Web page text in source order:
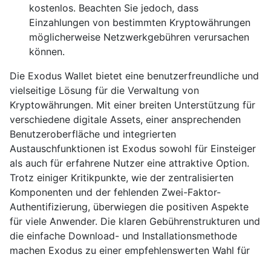
kostenlos. Beachten Sie jedoch, dass
Einzahlungen von bestimmten Kryptowährungen
möglicherweise Netzwerkgebühren verursachen
können.
Die Exodus Wallet bietet eine benutzerfreundliche und
vielseitige Lösung für die Verwaltung von
Kryptowährungen. Mit einer breiten Unterstützung für
verschiedene digitale Assets, einer ansprechenden
Benutzeroberfläche und integrierten
Austauschfunktionen ist Exodus sowohl für Einsteiger
als auch für erfahrene Nutzer eine attraktive Option.
Trotz einiger Kritikpunkte, wie der zentralisierten
Komponenten und der fehlenden Zwei-Faktor-
Authentifizierung, überwiegen die positiven Aspekte
für viele Anwender. Die klaren Gebührenstrukturen und
die einfache Download- und Installationsmethode
machen Exodus zu einer empfehlenswerten Wahl für